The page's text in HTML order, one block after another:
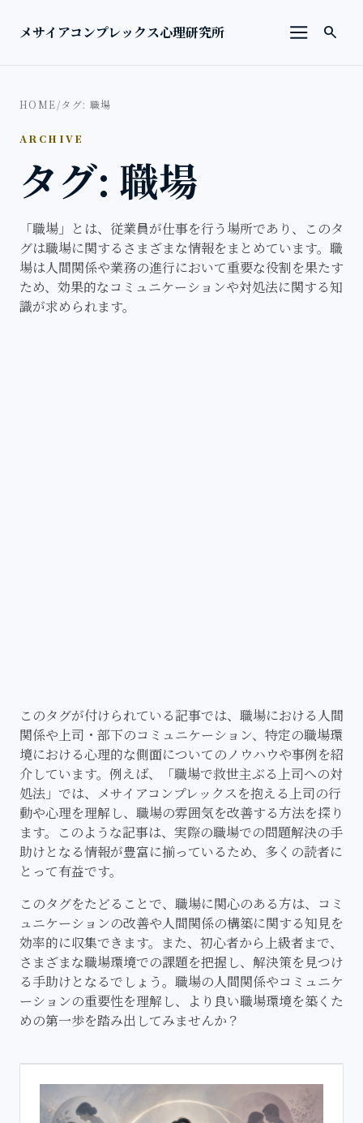
メサイアコンプレックス心理研究所
メニュー
検索を
search
HOME/タグ: 職場
ARCHIVE
タグ: 職場
「職場」とは、従業員が仕事を行う場所であり、このタ
グは職場に関するさまざまな情報をまとめています。職
場は人間関係や業務の進行において重要な役割を果たす
ため、効果的なコミュニケーションや対処法に関する知
識が求められます。
このタグが付けられている記事では、職場における人間
関係や上司・部下のコミュニケーション、特定の職場環
境における心理的な側面についてのノウハウや事例を紹
介しています。例えば、「職場で救世主ぶる上司への対
処法」では、メサイアコンプレックスを抱える上司の行
動や心理を理解し、職場の雰囲気を改善する方法を探り
ます。このような記事は、実際の職場での問題解決の手
助けとなる情報が豊富に揃っているため、多くの読者に
とって有益です。
このタグをたどることで、職場に関心のある方は、コミ
ュニケーションの改善や人間関係の構築に関する知見を
効率的に収集できます。また、初心者から上級者まで、
さまざまな職場環境での課題を把握し、解決策を見つけ
る手助けとなるでしょう。職場の人間関係やコミュニケ
ーションの重要性を理解し、より良い職場環境を築くた
めの第一歩を踏み出してみませんか？